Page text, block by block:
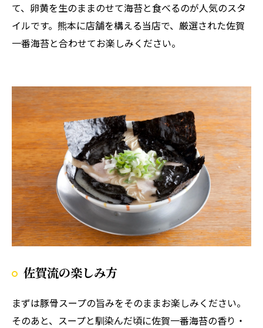
て、卵黄を生のままのせて海苔と食べるのが人気のスタ
イルです。熊本に店舗を構える当店で、厳選された佐賀
一番海苔と合わせてお楽しみください。
佐賀流の楽しみ方
まずは豚骨スープの旨みをそのままお楽しみください。
そのあと、スープと馴染んだ頃に佐賀一番海苔の香り・